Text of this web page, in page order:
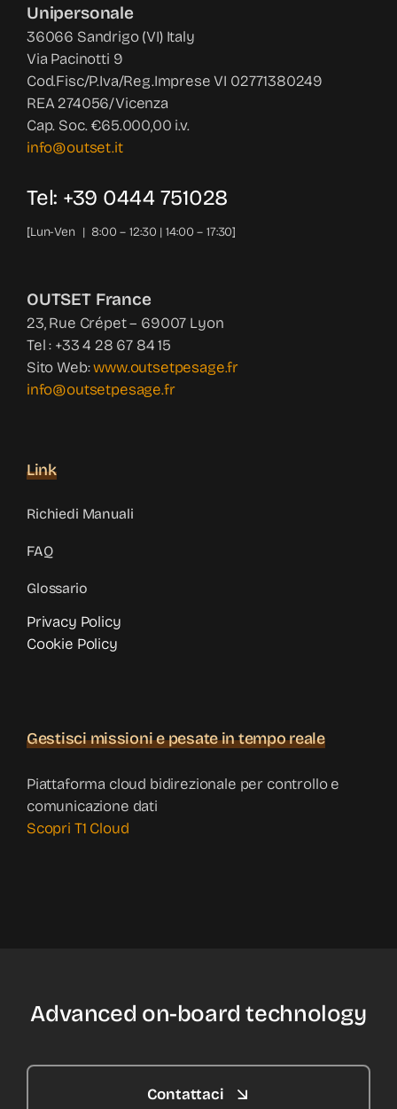
Unipersonale
36066 Sandrigo (VI) Italy
Via Pacinotti 9
Cod.Fisc/P.Iva/Reg.Imprese VI 02771380249
REA 274056/Vicenza
Cap. Soc. €65.000,00 i.v.
info@outset.it
Tel: +39 0444 751028
[Lun-Ven | 8:00 – 12:30 | 14:00 – 17:30]
OUTSET France
23, Rue Crépet – 69007 Lyon
Tel : +33 4 28 67 84 15
Sito Web:www.outsetpesage.fr
info@outsetpesage.fr
Link
Richiedi Manuali
FAQ
Glossario
Privacy Policy
Cookie Policy
Gestisci missioni e pesate in tempo reale
Piattaforma cloud bidirezionale per controllo e
comunicazione dati
Scopri T1 Cloud
Advanced on-board technology
Contattaci